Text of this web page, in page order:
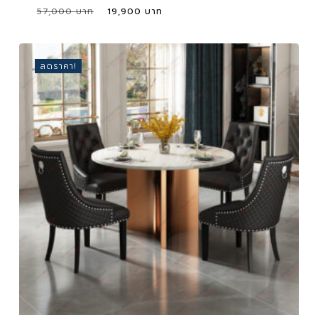
57,000
Original
was:
57,000 ฿.
19,900
is:
ลดราคา!